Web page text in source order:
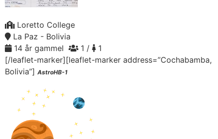
Loretto College
La Paz - Bolivia
14 år gammel
1 /
1
[/leaflet-marker][leaflet-marker address=”Cochabamba,
Bolivia”] AstroHB-1